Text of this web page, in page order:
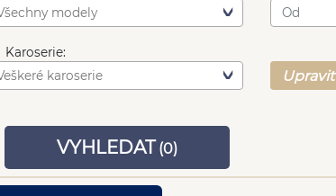
Karoserie:
VYHLEDAT (0)